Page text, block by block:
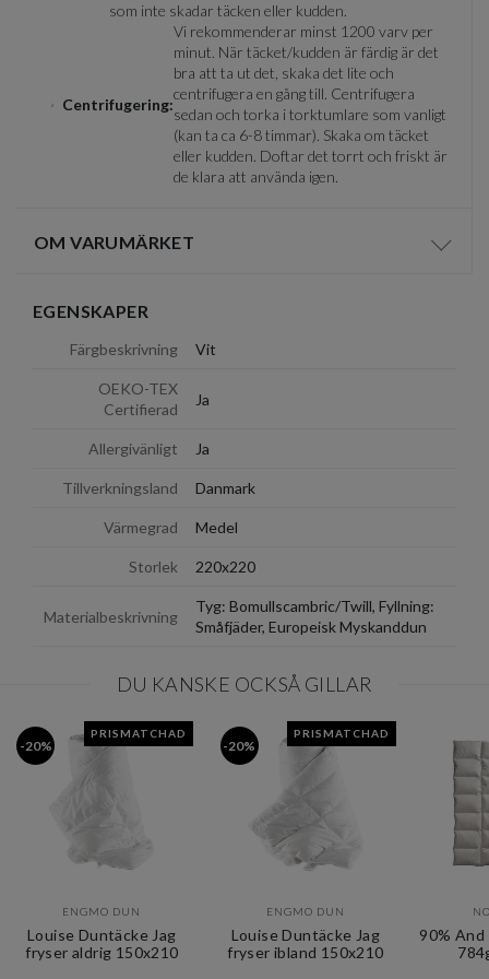
som inte skadar täcken eller kudden.
Centrifugering:
Vi rekommenderar minst 1200 varv per
minut. När täcket/kudden är färdig är det
bra att ta ut det, skaka det lite och
centrifugera en gång till. Centrifugera
sedan och torka i torktumlare som vanligt
(kan ta ca 6-8 timmar). Skaka om täcket
eller kudden. Doftar det torrt och friskt är
de klara att använda igen.
OM VARUMÄRKET Visa/
EGENSKAPER
Färgbeskrivning Vit
OEKO-TEX
Certifierad
Ja
Allergivänligt Ja
Tillverkningsland Danmark
Värmegrad Medel
Storlek 220x220
Materialbeskrivning
Tyg: Bomullscambric/Twill, Fyllning:
Småfjäder, Europeisk Myskanddun
DU KANSKE OCKSÅ GILLAR
-20%
PRISMATCHAD
ENGMO DUN
Louise Duntäcke Jag
fryser aldrig 150x210
-20%
PRISMATCHAD
ENGMO DUN
Louise Duntäcke Jag
fryser ibland 150x210
90%